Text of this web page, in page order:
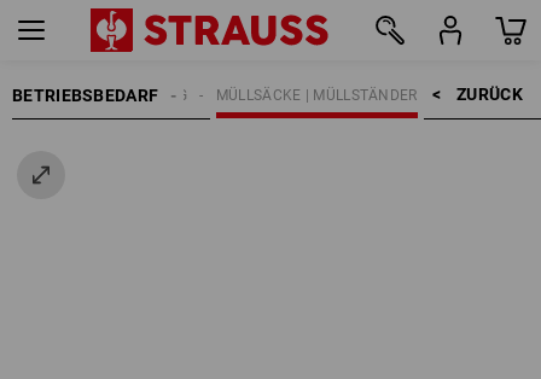
BETRIEBSBEDARF ZURÜCK    >
MÜLLSÄCKE | MÜLLSTÄNDER
| MÜLLENTSORGUNG